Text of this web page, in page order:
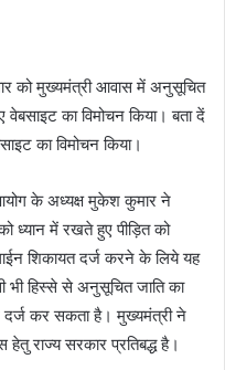
को मुख्यमंत्री आवास में अनुसूचित
का विमोचन किया। बता दें
का विमोचन किया।
के अध्यक्ष मुकेश कुमार ने
ध्यान में रखते हुए पीड़ित को
शिकायत दर्ज करने के लिये यह
हिस्से से अनुसूचित जाति का
दर्ज कर सकता है। मुख्यमंत्री ने
राज्य सरकार प्रतिबद्ध है।